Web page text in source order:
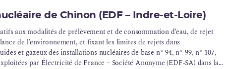
de Chinon (EDF – Indre-et-Loire)
aux modalités de prélèvement et de consommation d’eau, de rejet
de l’environnement, et fixant les limites de rejets dans
et gazeux des installations nucléaires de base n° 94, n° 99, n° 107,
par Électricité de France – Société Anonyme (EDF-SA) dans la